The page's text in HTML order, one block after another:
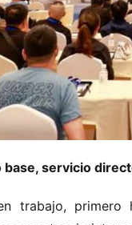
servicio
trabajo,